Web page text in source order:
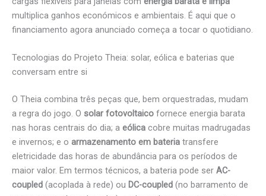
multiplica ganhos económicos e ambientais. É aqui que o
financiamento agora anunciado começa a tocar o quotidiano.
Tecnologias do Projeto Theia: solar, eólica e baterias que
conversam entre si
O Theia combina três peças que, bem orquestradas, mudam
a regra do jogo. O solar fotovoltaico fornece energia barata
nas horas centrais do dia; a eólica cobre muitas madrugadas
e invernos; e o armazenamento em bateria transfere
eletricidade das horas de abundância para os períodos de
maior valor. Em termos técnicos, a bateria pode ser AC-
coupled (acoplada à rede) ou DC-coupled (no barramento de